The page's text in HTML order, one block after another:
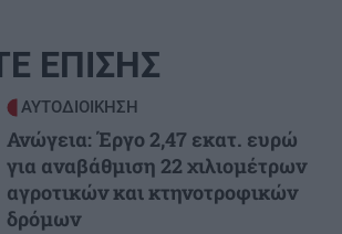
ΕΠΙΣΗΣ
ΑΥΤΟΔΙΟΙΚΗΣΗ
Ανώγεια: Έργο 2,47 εκατ. ευρώ
για αναβάθμιση 22 χιλιομέτρων
αγροτικών και κτηνοτροφικών
δρόμων